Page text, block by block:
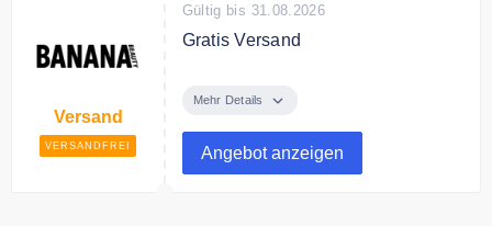
Versand
VERSANDFREI
Gültig bis 31.08.2026
Gratis Versand
Bestellwert.
Mehr Details
Angebot anzeigen